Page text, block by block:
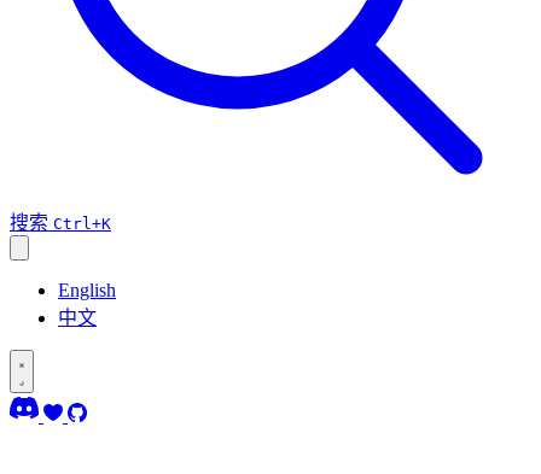
搜索 Ctrl+K
English
中文